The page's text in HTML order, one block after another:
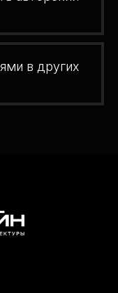
в других